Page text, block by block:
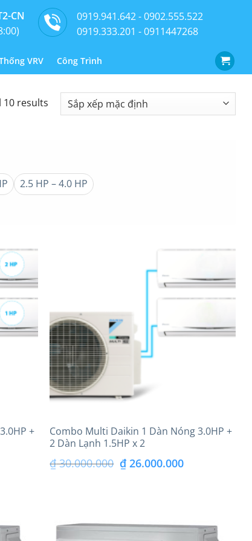
CN
0919.941.642 - 0902.555.522
0919.333.201 - 0911447268
VRV Công Trình
10 results
2.5 HP – 4.0 HP
+
Combo Multi Daikin 1 Dàn Nóng 3.0HP +
2 Dàn Lạnh 1.5HP x 2
₫30.000.000 Giá
₫ 30.000.000.
₫26.000.000Giá
là: